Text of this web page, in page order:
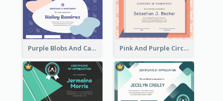
Purple Blobs And Cats Patterns Appreciation Certificate Pink And Purple Circles Pattern Appreciation Certificate